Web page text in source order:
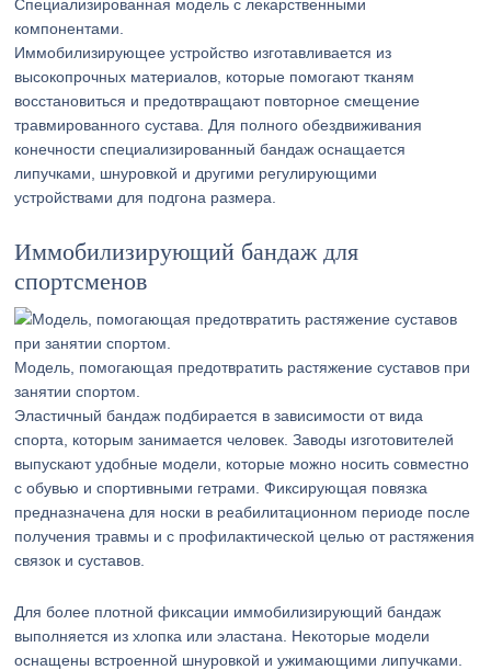
Специализированная модель с лекарственными
компонентами.
Иммобилизирующее устройство изготавливается из
высокопрочных материалов, которые помогают тканям
восстановиться и предотвращают повторное смещение
травмированного сустава. Для полного обездвиживания
конечности специализированный бандаж оснащается
липучками, шнуровкой и другими регулирующими
устройствами для подгона размера.
Иммобилизирующий бандаж для
спортсменов
Модель, помогающая предотвратить растяжение суставов при
занятии спортом.
Эластичный бандаж подбирается в зависимости от вида
спорта, которым занимается человек. Заводы изготовителей
выпускают удобные модели, которые можно носить совместно
с обувью и спортивными гетрами. Фиксирующая повязка
предназначена для носки в реабилитационном периоде после
получения травмы и с профилактической целью от растяжения
связок и суставов.
Для более плотной фиксации иммобилизирующий бандаж
выполняется из хлопка или эластана. Некоторые модели
оснащены встроенной шнуровкой и ужимающими липучками.